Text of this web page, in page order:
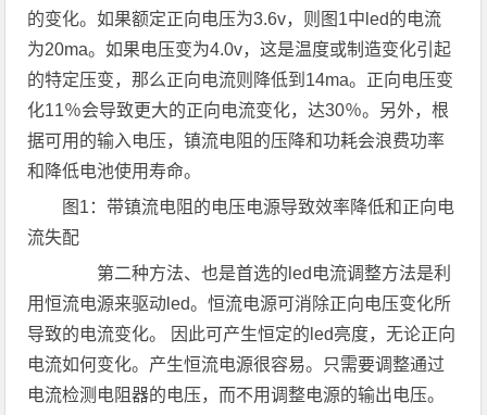
的变化。如果额定正向电压为3.6v，则图1中led的电流
为20ma。如果电压变为4.0v，这是温度或制造变化引起
的特定压变，那么正向电流则降低到14ma。正向电压变
化11％会导致更大的正向电流变化，达30％。另外，根
据可用的输入电压，镇流电阻的压降和功耗会浪费功率
和降低电池使用寿命。
图1：带镇流电阻的电压电源导致效率降低和正向电
流失配
第二种方法、也是首选的led电流调整方法是利
用恒流电源来驱动led。恒流电源可消除正向电压变化所
导致的电流变化。 因此可产生恒定的led亮度，无论正向
电流如何变化。产生恒流电源很容易。只需要调整通过
电流检测电阻器的电压，而不用调整电源的输出电压。